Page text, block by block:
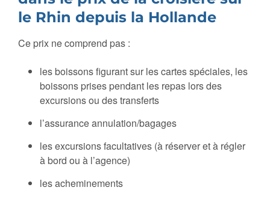
le Rhin depuis la Hollande
Ce prix ne comprend pas :
les boissons figurant sur les cartes spéciales, les
boissons prises pendant les repas lors des
excursions ou des transferts
l’assurance annulation/bagages
les excursions facultatives (à réserver et à régler
à bord ou à l’agence)
les acheminements